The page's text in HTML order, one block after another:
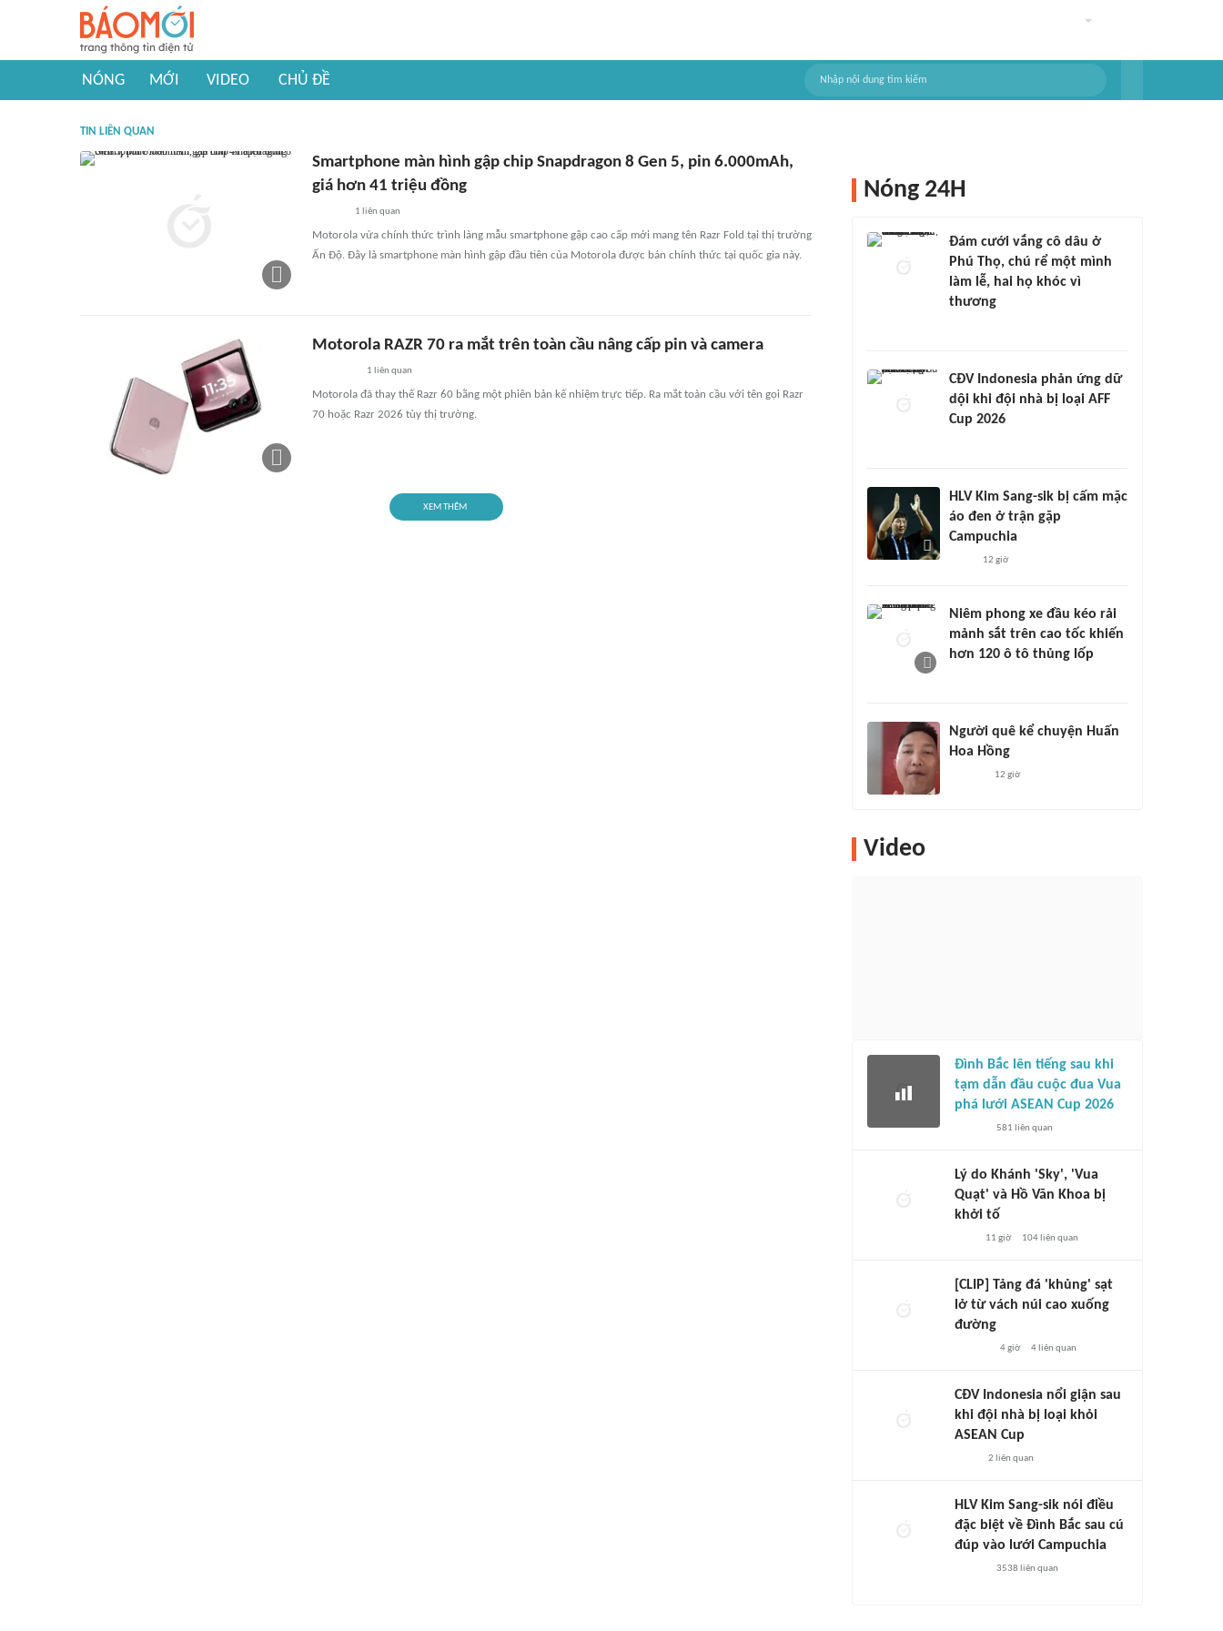
NÓNG MỚI VIDEO CHỦ ĐỀ
TIN LIÊN QUAN
Smartphone màn hình gập chip Snapdragon 8 Gen 5, pin 6.000mAh,
giá hơn 41 triệu đồng
1 liên quan
Motorola vừa chính thức trình làng mẫu smartphone gập cao cấp mới mang tên Razr Fold tại thị trường
Ấn Độ. Đây là smartphone màn hình gập đầu tiên của Motorola được bán chính thức tại quốc gia này.
Motorola RAZR 70 ra mắt trên toàn cầu nâng cấp pin và camera
1 liên quan
Motorola đã thay thế Razr 60 bằng một phiên bản kế nhiệm trực tiếp. Ra mắt toàn cầu với tên gọi Razr
70 hoặc Razr 2026 tùy thị trường.
XEM THÊM
Nóng 24H
Đám cưới vắng cô dâu ở
Phú Thọ, chú rể một mình
làm lễ, hai họ khóc vì
thương
CĐV Indonesia phản ứng dữ
dội khi đội nhà bị loại AFF
Cup 2026
HLV Kim Sang-sik bị cấm mặc
áo đen ở trận gặp
Campuchia
12 giờ
Niêm phong xe đầu kéo rải
mảnh sắt trên cao tốc khiến
hơn 120 ô tô thủng lốp
Người quê kể chuyện Huấn
Hoa Hồng
12 giờ
Video
Đình Bắc lên tiếng sau khi
tạm dẫn đầu cuộc đua Vua
phá lưới ASEAN Cup 2026
581 liên quan
Lý do Khánh 'Sky', 'Vua
Quạt' và Hồ Văn Khoa bị
khởi tố
11 giờ 104liên quan
[CLIP] Tảng đá 'khủng' sạt
lở từ vách núi cao xuống
đường
4 giờ 4liên quan
CĐV Indonesia nổi giận sau
khi đội nhà bị loại khỏi
ASEAN Cup
2 liên quan
HLV Kim Sang-sik nói điều
đặc biệt về Đình Bắc sau cú
đúp vào lưới Campuchia
3538 liên quan